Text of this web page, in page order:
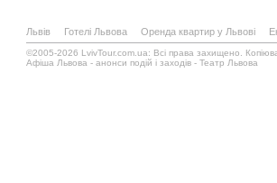
Львів Готелі Львова Оренда квартир у Львові
©2005-2026 LvivTour.com.ua: Всі права захищено.
Афіша Львова - анонси подій і заходів - Театр Львова